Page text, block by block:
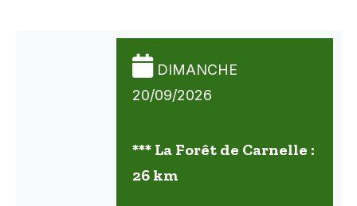
DIMANCHE
20/09/2026
*** La Forêt de Carnelle :
26 km